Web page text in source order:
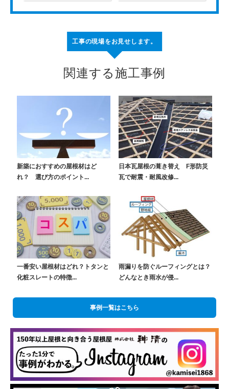
工事の現場をお見せします。
関連する施工事例
新築におすすめの屋根材はど
れ？ 選び方のポイント...
日本瓦屋根の葺き替え F形防災
瓦で耐震・耐風改修...
一番安い屋根材はどれ？トタンと
化粧スレートの特徴...
雨漏りを防ぐルーフィングとは？
どんなとき雨水が侵...
事例一覧はこちら